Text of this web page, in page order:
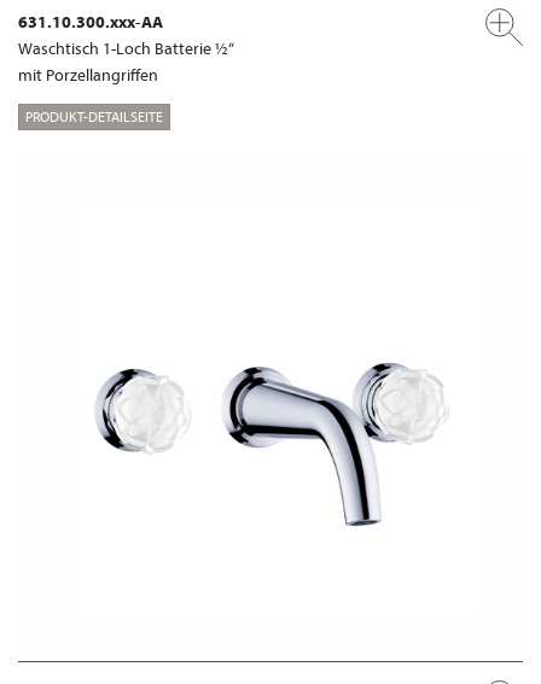
631.10.300.xxx-AA
Waschtisch 1-Loch Batterie ½“
mit Porzellangriffen
PRODUKT-DETAILSEITE